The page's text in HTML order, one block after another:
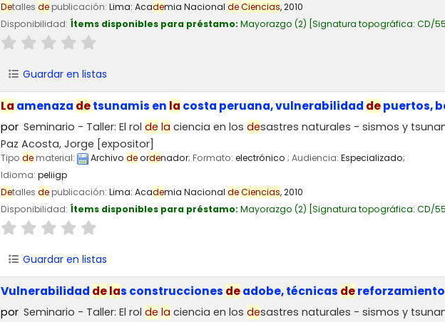
Detalles de publicación: Lima: Academia Nacional deCiencias,2010
Disponibilidad: Ítems disponibles para préstamo: Mayorazgo (2) Signatura topográfica: CD/
Guardar en listas
La amenaza detsunamis en la costa peruana, vulnerabilidad depuertos,
por Seminario - Taller: El rolde la ciencia en losdesastres naturales - sismos y
Paz Acosta, Jorge [expositor]
Tipo dematerial: Archivo deordenador; Formato: electrónico ; Audiencia: Especializado;
Idioma: peliigp
Detalles depublicación: Lima: Academia Nacional deCiencias,2010
Disponibilidad: Ítems disponibles para préstamo: Mayorazgo (2) Signatura topográfica: CD/
Guardar en listas
Vulnerabilidad delas construcciones deadobe, técnicas dereforzamiento
por Seminario - Taller: El rolde la ciencia en losdesastres naturales - sismos y